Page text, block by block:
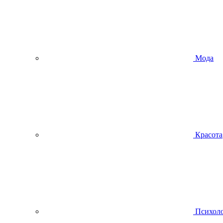
Мода
Красота